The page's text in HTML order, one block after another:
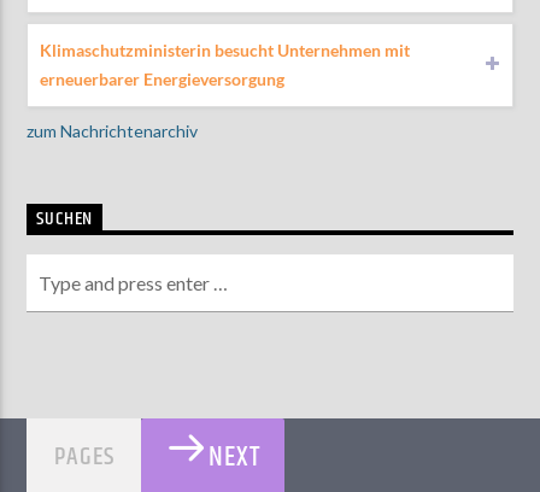
Klimaschutzministerin besucht Unternehmen mit
erneuerbarer Energieversorgung
zum Nachrichtenarchiv
SUCHEN
PAGES NEXT